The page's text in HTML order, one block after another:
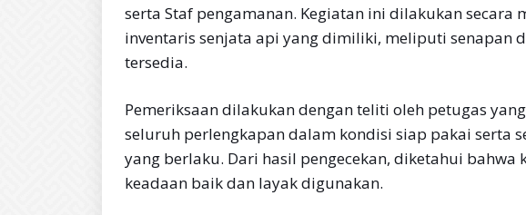
serta Staf pengamanan. Kegiatan ini dilakukan
inventaris senjata api yang dimiliki, meliputi senapan
tersedia.
Pemeriksaan dilakukan dengan teliti oleh petugas
seluruh perlengkapan dalam kondisi siap pakai serta
yang berlaku. Dari hasil pengecekan, diketahui
keadaan baik dan layak digunakan.